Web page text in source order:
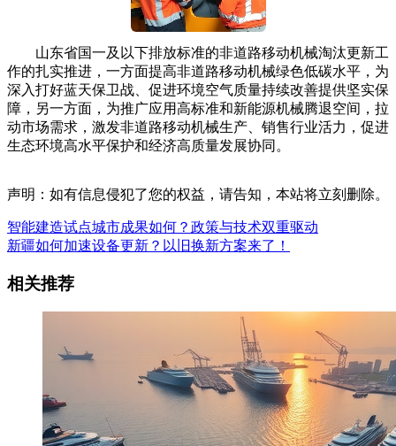
山东省国一及以下排放标准的非道路移动机械淘汰更新工
作的扎实推进，一方面提高非道路移动机械绿色低碳水平，为
深入打好蓝天保卫战、促进环境空气质量持续改善提供坚实保
障，另一方面，为推广应用高标准和新能源机械腾退空间，拉
动市场需求，激发非道路移动机械生产、销售行业活力，促进
生态环境高水平保护和经济高质量发展协同。
声明：如有信息侵犯了您的权益，请告知，本站将立刻删除。
智能建造试点城市成果如何？政策与技术双重驱动
新疆如何加速设备更新？以旧换新方案来了！
相关推荐